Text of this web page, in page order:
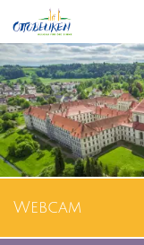
Webcam